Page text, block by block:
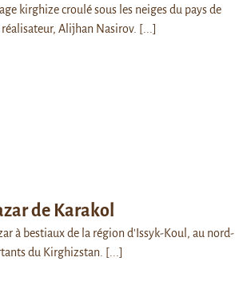
kirghize croulé sous les neiges du pays de
Alijhan Nasirov. [...]
de Karakol
à bestiaux de la région d'Issyk-Koul, au nord-
du Kirghizstan.
[...]